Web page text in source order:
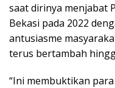
saat dirinya menjabat
Bekasi pada 2022
antusiasme
terus bertambah
“Ini membuktikan